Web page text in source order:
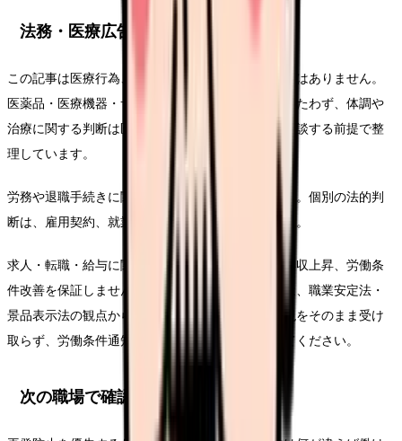
法務・医療広告・求人広告上の注意
この記事は医療行為、診断、治療効果を示すものではありません。
医薬品・医療機器・サプリメント等の効能効果をうたわず、体調や
治療に関する判断は医師・薬剤師などの専門職に相談する前提で整
理しています。
労務や退職手続きに関わる部分は一般的な整理です。個別の法的判
断は、雇用契約、就業規則、事実関係で変わります。
求人・転職・給与に関する内容は、内定、採用、年収上昇、労働条
件改善を保証しません。求人票や紹介文を見る時は、職業安定法・
景品表示法の観点から、断定的に有利に見える表現をそのまま受け
取らず、労働条件通知書や面接で具体的に確認してください。
次の職場で確認する条件